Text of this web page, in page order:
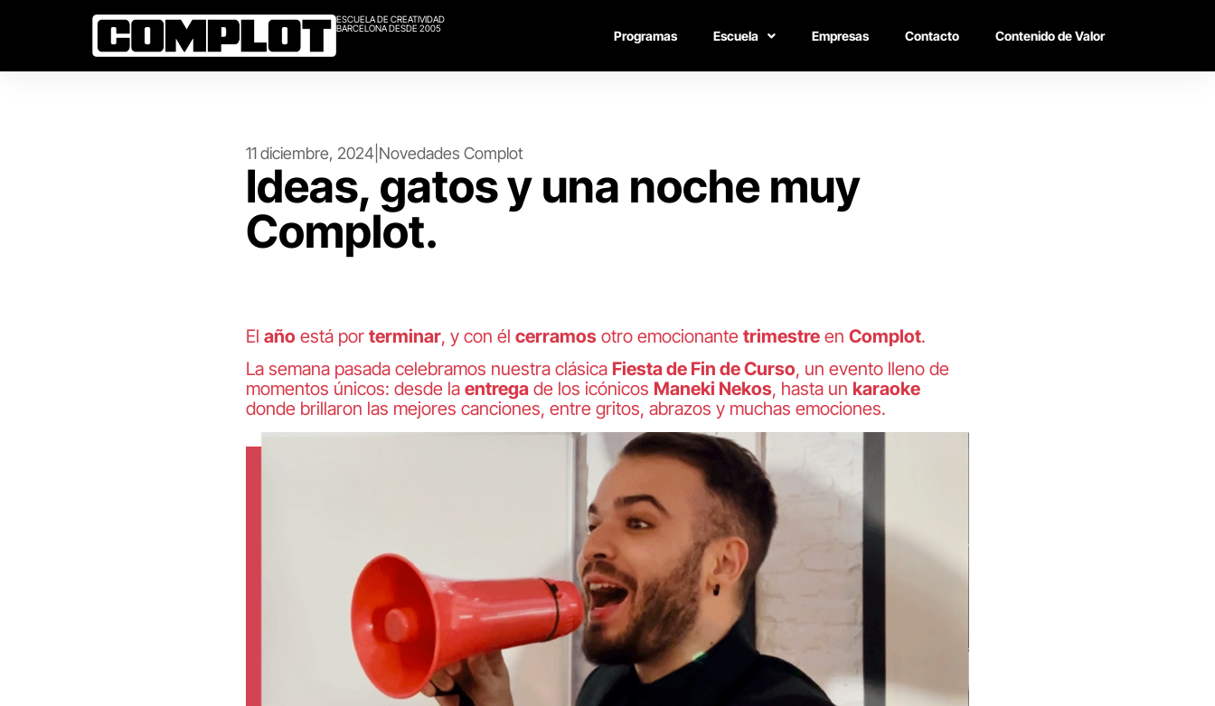
ESCUELA DE CREATIVIDAD
BARCELONA DESDE 2005
Programas Escuela Empresas Contacto Contenido de Valor
11 diciembre, 2024 Novedades Complot
Ideas, gatos y una noche muy
Complot.
El año está por terminar, y con él cerramos otro emocionante trimestre en Complot.
La semana pasada celebramos nuestra clásica Fiesta de Fin de Curso, un evento lleno de
momentos únicos: desde la entrega de los icónicos Maneki Nekos, hasta un karaoke
donde brillaron las mejores canciones, entre gritos, abrazos y muchas emociones.